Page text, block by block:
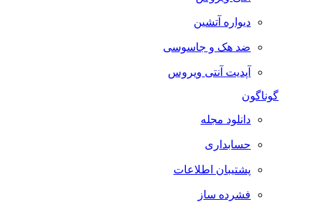
دیواره آتشین
ضد هک و جاسوسی
آپدیت آنتی ویروس
گوناگون
دانلود مجله
حسابداری
پشتیبان اطلاعات
فشرده ساز